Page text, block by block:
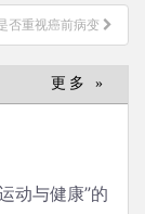
否重视癌前病变
更多 »
动与健康”的